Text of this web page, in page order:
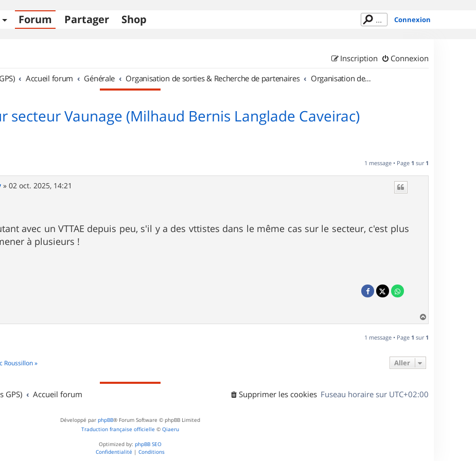
Forum Partager Shop Connexion
Connexion
Inscription
Accueil forum Générale Organisation de sorties & Recherche de partenaires Organisation de sorties en région Languedoc Roussillon
secteur Vaunage (Milhaud Bernis Langlade Caveirac)
1 message • Page 1 sur 1
»02 oct. 2025, 14:21
avec un VTTAE depuis peu, s'il y a des vttistes dans le même cas sur le secteur, c'est plus
à plusieurs !
a
t
1 message • Page 1 sur 1
Roussillon » Aller
GPS) Accueil forum Fuseau horaire sur UTC+02:00
Supprimer les cookies
Développé par phpBB® Forum Software © phpBB Limited
Traduction française officielle © Qiaeru
Optimized by: phpBB SEO
Confidentialité | Conditions